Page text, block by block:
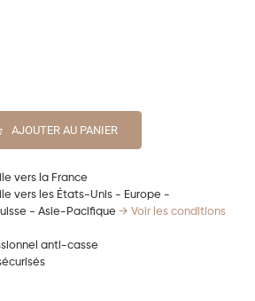
AJOUTER AU PANIER
vers la France
vers les États-Unis - Europe -
- Asie-Pacifique → Voir les conditions
anti-casse